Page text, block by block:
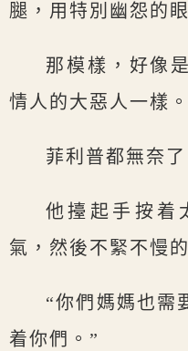
腿，用特別幽怨的
那模樣，好像
情人的大惡人一樣。
菲利普都無奈了
他擡起手按着
氣，然後不緊不慢的
“你們媽媽也需
着你們。”